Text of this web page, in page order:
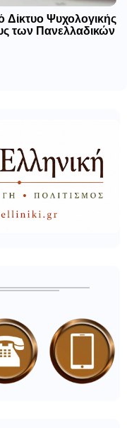
Δίκτυο Ψυχολογικής
των Πανελλαδικών